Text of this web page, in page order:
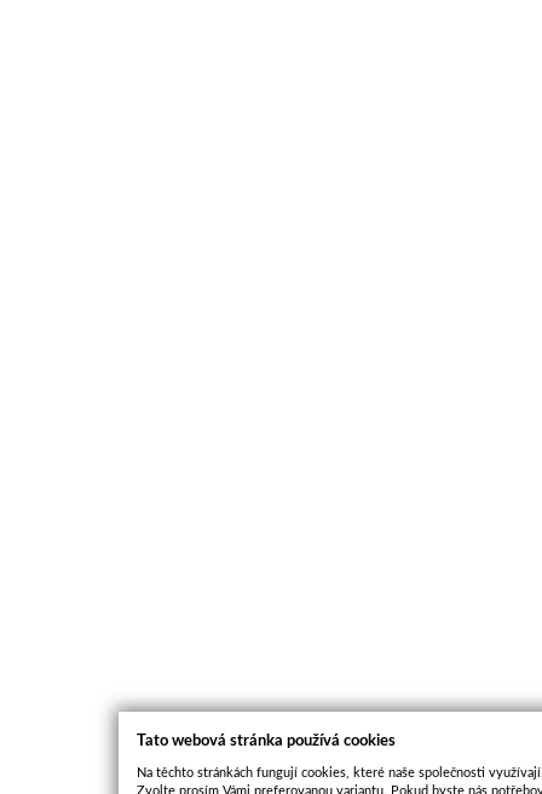
Tato webová stránka používá cookies
Na těchto stránkách fungují cookies, které naše společnosti